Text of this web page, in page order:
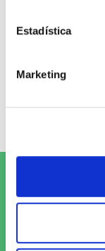
Estadística
Marketing